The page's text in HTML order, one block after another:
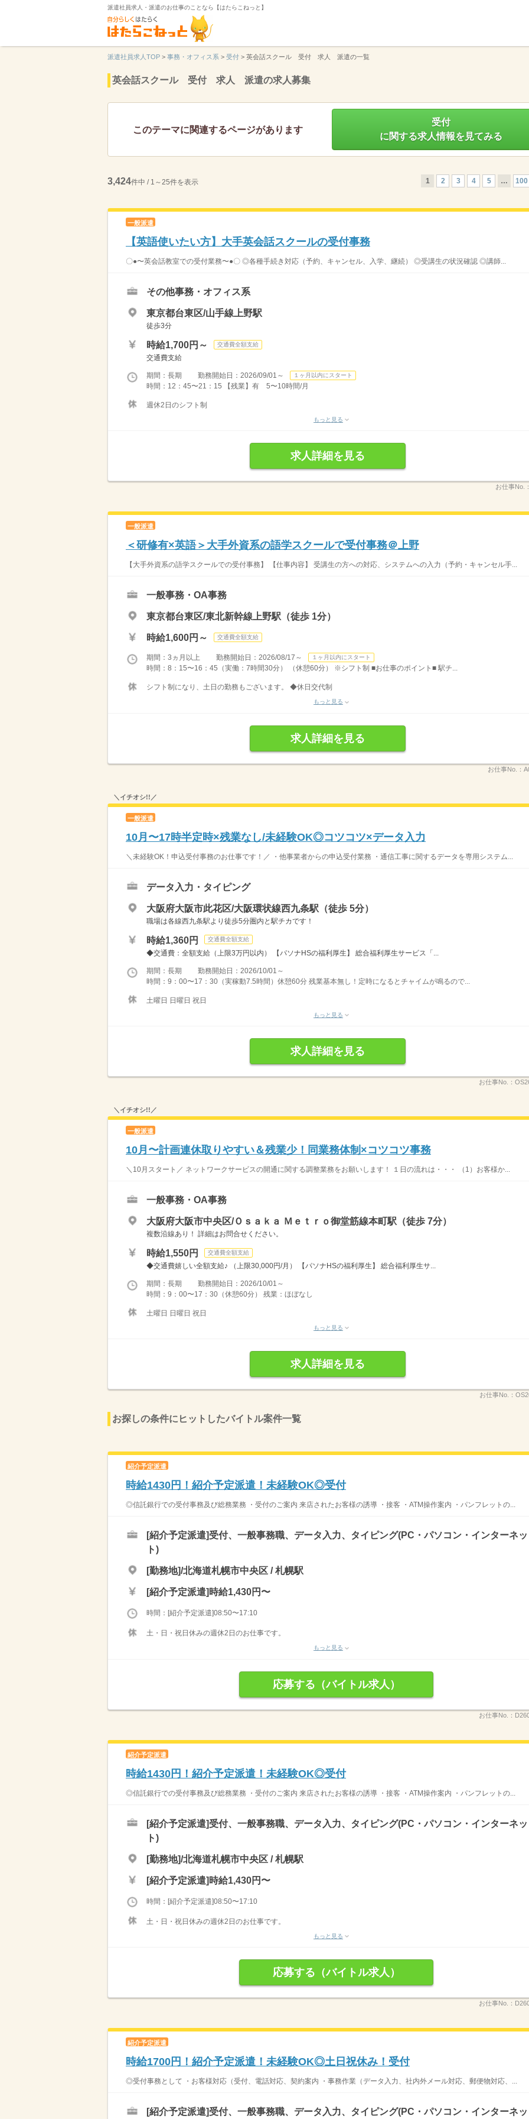
派遣社員求人・派遣のお仕事のことなら【はたらこねっと】
派遣社員求人TOP > 事務・オフィス系 > 受付 > 英会話スクール 受付 求人 派遣の一覧
英会話スクール 受付 求人 派遣の求人募集
このテーマに関連するページがあります
受付
に関する求人情報を見てみる
3,424件中 / 1～25件を表示 1 2 3 4 5 … 100
一般派遣
【英語使いたい方】大手英会話スクールの受付事務
〇●〜英会話教室での受付業務〜●〇 ◎各種手続き対応（予約、キャンセル、入学、継続） ◎受講生の状況確認 ◎講師...
その他事務・オフィス系
東京都台東区/山手線上野駅
徒歩3分
時給1,700円～ 交通費全額支給
交通費支給
期間：長期 勤務開始日：2026/09/01～ １ヶ月以内にスタート
時間：12：45〜21：15 【残業】有 5〜10時間/月
週休2日のシフト制
もっと見る
求人詳細を見る
お仕事No.：
一般派遣
＜研修有×英語＞大手外資系の語学スクールで受付事務＠上野
【大手外資系の語学スクールでの受付事務】 【仕事内容】 受講生の方への対応、システムへの入力（予約・キャンセル手...
一般事務・OA事務
東京都台東区/東北新幹線上野駅（徒歩 1分）
時給1,600円～ 交通費全額支給
期間：3ヵ月以上 勤務開始日：2026/08/17～ １ヶ月以内にスタート
時間：8：15〜16：45（実働：7時間30分） （休憩60分） ※シフト制 ■お仕事のポイント■ 駅チ...
シフト制になり、土日の勤務もございます。 ◆休日交代制
もっと見る
求人詳細を見る
お仕事No.：
＼イチオシ!!／
一般派遣
10月〜17時半定時×残業なし/未経験OK◎コツコツ×データ入力
＼未経験OK！申込受付事務のお仕事です！／ ・他事業者からの申込受付業務 ・通信工事に関するデータを専用システム...
データ入力・タイピング
大阪府大阪市此花区/大阪環状線西九条駅（徒歩 5分）
職場は各線西九条駅より徒歩5分圏内と駅チカです！
時給1,360円 交通費全額支給
◆交通費：全額支給（上限3万円以内） 【パソナHSの福利厚生】 総合福利厚生サービス「...
期間：長期 勤務開始日：2026/10/01～
時間：9：00〜17：30（実稼動7.5時間）休憩60分 残業基本無し！定時になるとチャイムが鳴るので...
土曜日 日曜日 祝日
もっと見る
求人詳細を見る
お仕事No.：
＼イチオシ!!／
一般派遣
10月〜計画連休取りやすい＆残業少！同業務体制×コツコツ事務
＼10月スタート／ ネットワークサービスの開通に関する調整業務をお願いします！ １日の流れは・・・ （1）お客様か...
一般事務・OA事務
大阪府大阪市中央区/Ｏｓａｋａ Ｍｅｔｒｏ御堂筋線本町駅（徒歩 7分）
複数沿線あり！ 詳細はお問合せください。
時給1,550円 交通費全額支給
◆交通費嬉しい全額支給♪ （上限30,000円/月） 【パソナHSの福利厚生】 総合福利厚生サ...
期間：長期 勤務開始日：2026/10/01～
時間：9：00〜17：30（休憩60分） 残業：ほぼなし
土曜日 日曜日 祝日
もっと見る
求人詳細を見る
お仕事No.：
お探しの条件にヒットしたバイトル案件一覧
紹介予定派遣
時給1430円！紹介予定派遣！未経験OK◎受付
◎信託銀行での受付事務及び総務業務 ・受付のご案内 来店されたお客様の誘導 ・接客 ・ATM操作案内 ・パンフレットの...
[紹介予定派遣]受付、一般事務職、データ入力、タイピング(PC・パソコン・インターネッ
ト)
[勤務地]/北海道札幌市中央区 / 札幌駅
[紹介予定派遣]時給1,430円〜
時間：[紹介予定派遣]08:50〜17:10
土・日・祝日休みの週休2日のお仕事です。
もっと見る
応募する（バイトル求人）
お仕事No.：
紹介予定派遣
時給1430円！紹介予定派遣！未経験OK◎受付
◎信託銀行での受付事務及び総務業務 ・受付のご案内 来店されたお客様の誘導 ・接客 ・ATM操作案内 ・パンフレットの...
[紹介予定派遣]受付、一般事務職、データ入力、タイピング(PC・パソコン・インターネッ
ト)
[勤務地]/北海道札幌市中央区 / 札幌駅
[紹介予定派遣] 時給1,430円〜
時間：[紹介予定派遣]08:50〜17:10
土・日・祝日休みの週休2日のお仕事です。
もっと見る
応募する（バイトル求人）
お仕事No.：
紹介予定派遣
時給1700円！紹介予定派遣！未経験OK◎土日祝休み！受付
◎受付事務として ・お客様対応（受付、電話対応、契約案内 ・事務作業（データ入力、社内外メール対応、郵便物対応、...
[紹介予定派遣]受付、一般事務職、データ入力、タイピング(PC・パソコン・インターネッ